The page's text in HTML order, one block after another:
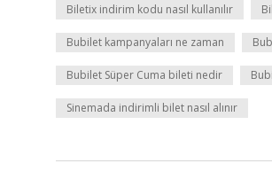
Biletix indirim kodu nasıl kullanılır
Bubilet kampanyaları ne zaman
Bubilet Süper Cuma bileti nedir
Sinemada indirimli bilet nasıl alınır